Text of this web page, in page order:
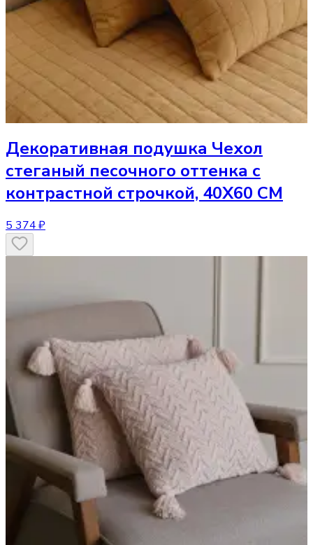
Декоративная подушка Чехол
стеганый песочного оттенка с
контрастной строчкой, 40Х60 СМ
5 374 ₽